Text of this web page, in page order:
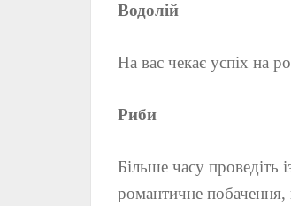
Водолій
На вас чекає успіх на
Риби
Більше часу
романтичне